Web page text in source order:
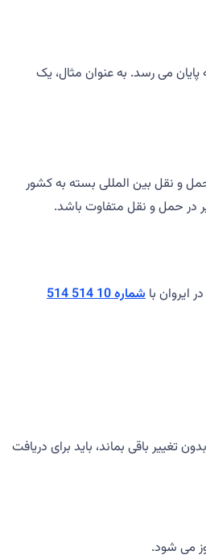
شماره پیگیری خود استفاده می کند. قالب استاندارد شامل مجموعه ای از 13 کاراکتر الفبایی است که با دو حرف شروع می شود و با 9 رقم به پایان می رسد. به عنوان مثال، یک
باشد. حمل و نقل داخلی در ارمنستان معمولاً حدود 2-3 روز کاری طول می کشد. حمل و نقل بین المللی بسته به کشور
شماره 10 514 514
باقی بماند، باید برای دریافت
می شود.